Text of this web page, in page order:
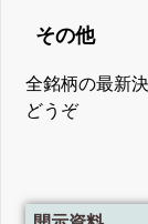
その他
全銘柄の最新
どうぞ